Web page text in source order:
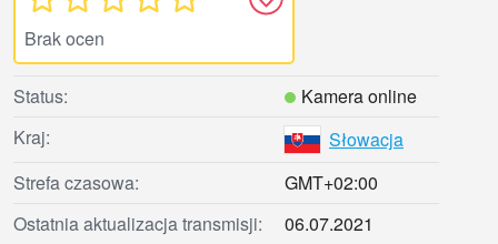
Brak ocen
Status:
Kamera online
Kraj:
Słowacja
Strefa czasowa:
GMT+02:00
Ostatnia aktualizacja transmisji:
06.07.2021